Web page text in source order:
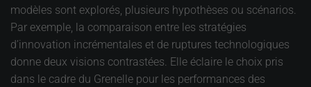
modèles sont explorés, plusieurs hypothèses ou scénarios.
Par exemple, la comparaison entre les stratégies
d’innovation incrémentales et de ruptures technologiques
donne deux visions contrastées. Elle éclaire le choix pris
dans le cadre du Grenelle pour les performances des